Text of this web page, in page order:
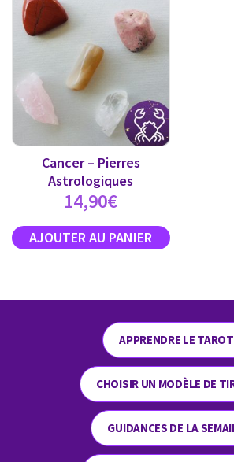
Cancer – Pierres
Astrologiques
14,90€
APPRENDRE LE TAROT
CHOISIR UN MODÈLE DE
GUIDANCES DE LA